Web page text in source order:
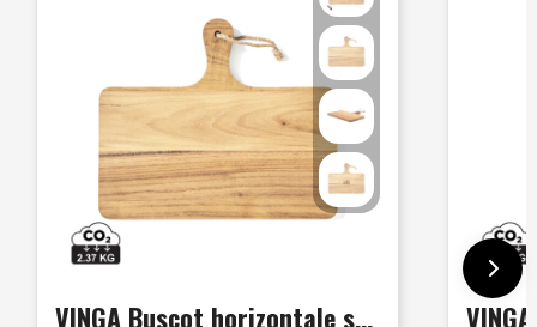
VINGA Buscot horizontale serveerplank